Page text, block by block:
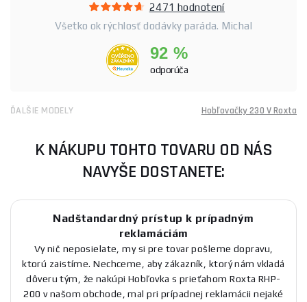
2471 hodnotení
Všetko ok rýchlosť dodávky paráda. Michal
92 %
odporúča
ĎALŠIE MODELY Hobľovačky 230 V Roxta
K NÁKUPU TOHTO TOVARU OD NÁS
NAVYŠE DOSTANETE:
Nadštandardný prístup k prípadným
reklamáciám
Vy nič neposielate, my si pre tovar pošleme dopravu,
ktorú zaistíme. Nechceme, aby zákazník, ktorý nám vkladá
dôveru tým, že nakúpi Hobľovka s prieťahom Roxta RHP-
200 v našom obchode, mal pri prípadnej reklamácii nejaké